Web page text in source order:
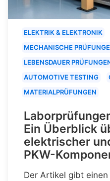
ELEKTRIK & ELEKTRONIK
MECHANISCHE
LEBENSDAUER
AUTOMOTIVE TESTING
MATERIALPRÜFUNGEN
Ein Überblick
elektrischer
PKW-
Der Artikel gibt